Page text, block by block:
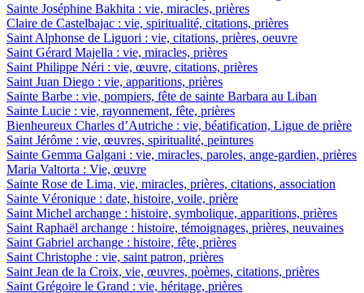
Sainte Joséphine Bakhita : vie, miracles, prières
Claire de Castelbajac : vie, spiritualité, citations, prières
Saint Alphonse de Liguori : vie, citations, prières, oeuvre
Saint Gérard Majella : vie, miracles, prières
Saint Philippe Néri : vie, œuvre, citations, prières
Saint Juan Diego : vie, apparitions, prières
Sainte Barbe : vie, pompiers, fête de sainte Barbara au Liban
Sainte Lucie : vie, rayonnement, fête, prières
Bienheureux Charles d’Autriche : vie, béatification, Ligue de prière
Saint Jérôme : vie, œuvres, spiritualité, peintures
Sainte Gemma Galgani : vie, miracles, paroles, ange-gardien, prières
Maria Valtorta : Vie, œuvre
Sainte Rose de Lima, vie, miracles, prières, citations, association
Sainte Véronique : date, histoire, voile, prière
Saint Michel archange : histoire, symbolique, apparitions, prières
Saint Raphaël archange : histoire, témoignages, prières, neuvaines
Saint Gabriel archange : histoire, fête, prières
Saint Christophe : vie, saint patron, prières
Saint Jean de la Croix, vie, œuvres, poèmes, citations, prières
Saint Grégoire le Grand : vie, héritage, prières